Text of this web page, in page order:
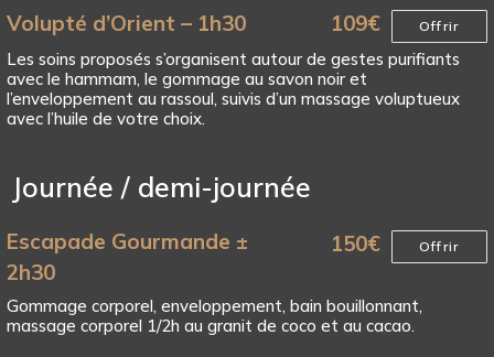
Volupté d’Orient – 1h30 109€ Offrir
Les soins proposés s’organisent autour de gestes purifiants
avec le hammam, le gommage au savon noir et
l’enveloppement au rassoul, suivis d’un massage voluptueux
avec l’huile de votre choix.
Journée / demi-journée
Escapade Gourmande ±
2h30
150€ Offrir
Gommage corporel, enveloppement, bain bouillonnant,
massage corporel 1/2h au granit de coco et au cacao.